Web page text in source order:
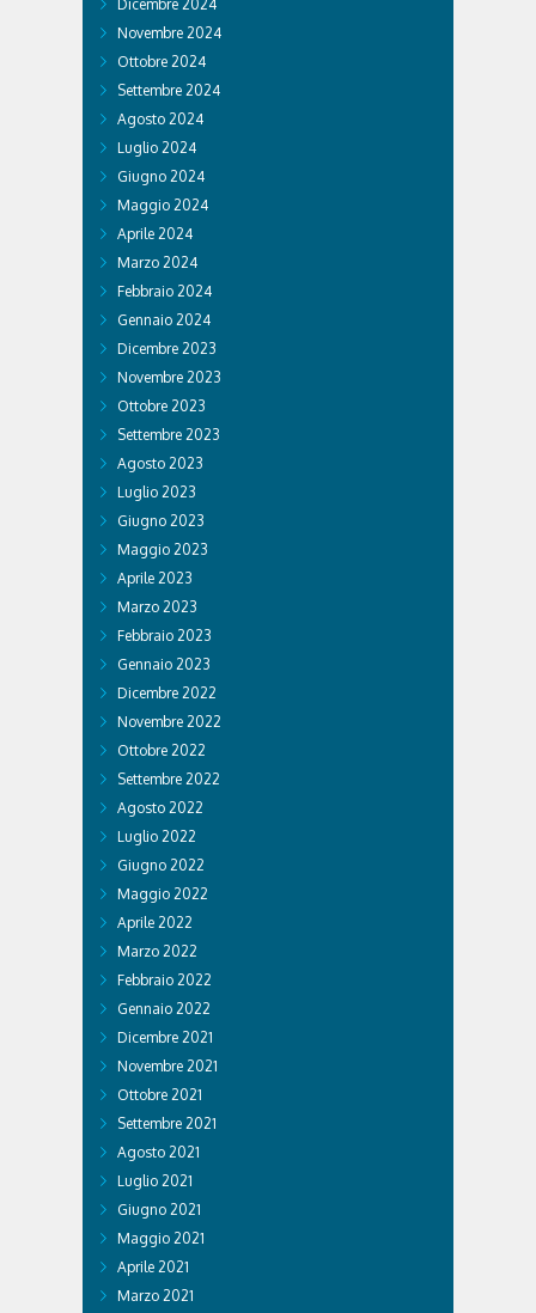
Dicembre 2024
Novembre 2024
Ottobre 2024
Settembre 2024
Agosto 2024
Luglio 2024
Giugno 2024
Maggio 2024
Aprile 2024
Marzo 2024
Febbraio 2024
Gennaio 2024
Dicembre 2023
Novembre 2023
Ottobre 2023
Settembre 2023
Agosto 2023
Luglio 2023
Giugno 2023
Maggio 2023
Aprile 2023
Marzo 2023
Febbraio 2023
Gennaio 2023
Dicembre 2022
Novembre 2022
Ottobre 2022
Settembre 2022
Agosto 2022
Luglio 2022
Giugno 2022
Maggio 2022
Aprile 2022
Marzo 2022
Febbraio 2022
Gennaio 2022
Dicembre 2021
Novembre 2021
Ottobre 2021
Settembre 2021
Agosto 2021
Luglio 2021
Giugno 2021
Maggio 2021
Aprile 2021
Marzo 2021